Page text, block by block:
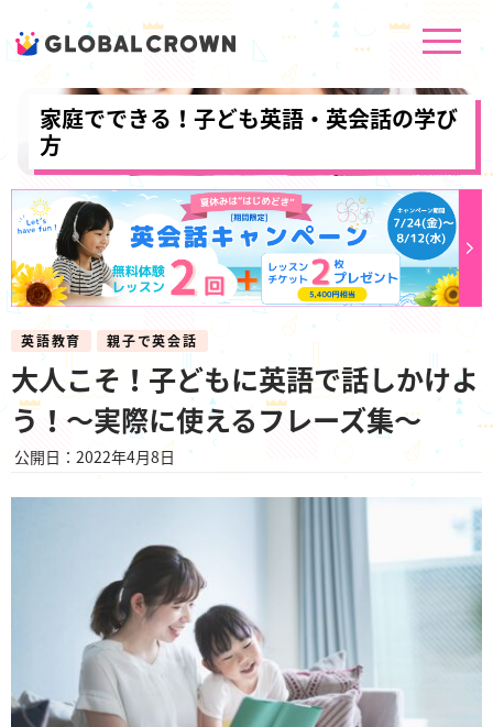
家庭でできる！子ども英語・英会話の学び
方
英語教育 親子で英会話
大人こそ！子どもに英語で話しかけよ
う！～実際に使えるフレーズ集～
公開日：2022年4月8日